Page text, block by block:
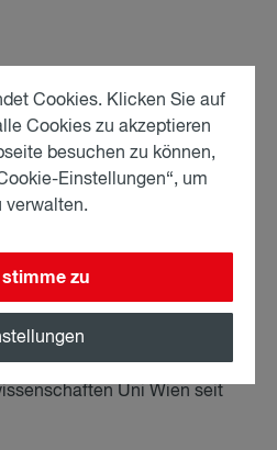
bei fwp seit 02/2026
bei fwp 06/2025-01/2026
Uni Wien seit
Cookies. Klicken Sie auf
Cookies zu akzeptieren
besuchen zu können,
Einstellungen“, um
verwalten.
stimme zu